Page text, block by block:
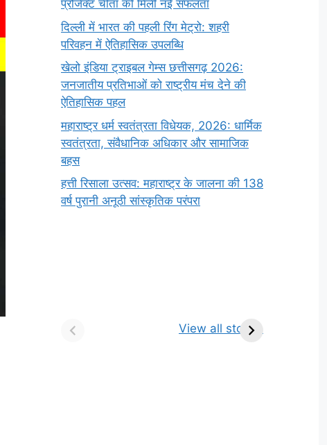
प्रोजेक्ट चीता को मिली नई सफलता
दिल्ली में भारत की पहली रिंग मेट्रो: शहरी
परिवहन में ऐतिहासिक उपलब्धि
खेलो इंडिया ट्राइबल गेम्स छत्तीसगढ़ 2026:
जनजातीय प्रतिभाओं को राष्ट्रीय मंच देने की
ऐतिहासिक पहल
महाराष्ट्र धर्म स्वतंत्रता विधेयक, 2026: धार्मिक
स्वतंत्रता, संवैधानिक अधिकार और सामाजिक
बहस
हत्ती रिसाला उत्सव: महाराष्ट्र के जालना की 138
वर्ष पुरानी अनूठी सांस्कृतिक परंपरा
View all stories
किसे कहते है? परिभाषा,
ज्योतिर्लिंग | नाम, स्थान एवं